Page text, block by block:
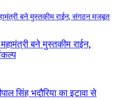
बने मुस्तकीम राईन,
सिंह भदौरिया का इटावा से